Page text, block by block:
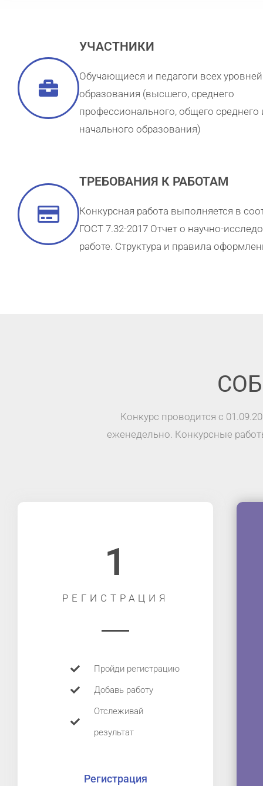
УЧАСТНИКИ
Обучающиеся и педагоги всех уровней
образования (высшего, среднего
профессионального, общего среднего
начального образования)
ТРЕБОВАНИЯ К РАБОТАМ
Конкурсная работа выполняется в
ГОСТ 7.32-2017 Отчет о научно-
работе. Структура и правила
Конкурс проводится с
еженедельно. Конкурсные
1
РЕГИСТРАЦИЯ
Пройди регистрацию
Добавь работу
Отслеживай
результат
Регистрация